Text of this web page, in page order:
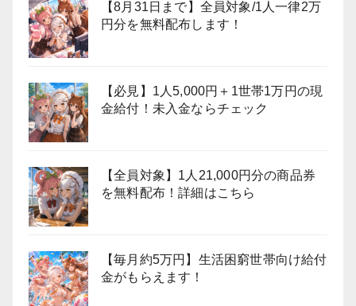
【8月31日まで】全員対象/1人一律2万
円分を無料配布します！
【必見】1人5,000円＋1世帯1万円の現
金給付！未入金ならチェック
【全員対象】1人21,000円分の商品券
を無料配布！詳細はこちら
【毎月約5万円】生活困窮世帯向け給付
金がもらえます！